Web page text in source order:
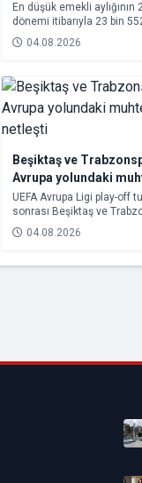
En düşük emekli
dönemi itibarıyla 23 bin
yükseltilmesi kapsamında
farkları 7 Ağustos 2026
04.08.2026
Beşiktaş ve
Avrupa yolundaki
rakipleri netleşti
UEFA Avrupa Ligi play-off
sonrası Beşiktaş ve
rakipleri belli oldu. Avrupa
yoluna devam eden
için kritik eşleşmelerle
04.08.2026